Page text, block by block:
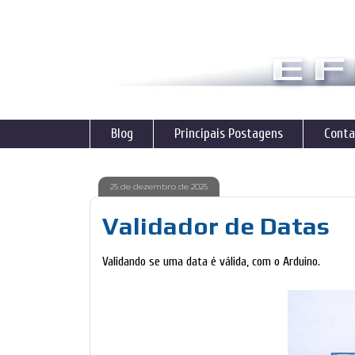
Blog Principais Postagens
25 de dezembro de 2025
Validador de Datas
Validando se uma data é válida, com o Arduino.